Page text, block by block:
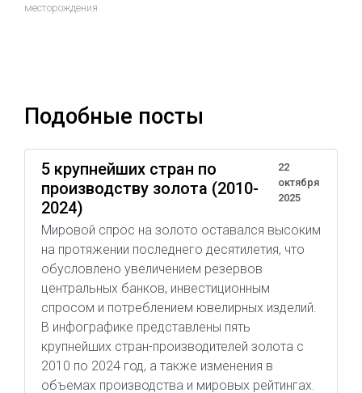
месторождения
Подобные посты
5 крупнейших стран по
производству золота (2010-
2024)
22
октября
2025
Мировой спрос на золото оставался высоким
на протяжении последнего десятилетия, что
обусловлено увеличением резервов
центральных банков, инвестиционным
спросом и потреблением ювелирных изделий.
В инфографике представлены пять
крупнейших стран-производителей золота с
2010 по 2024 год, а также изменения в
объемах производства и мировых рейтингах.